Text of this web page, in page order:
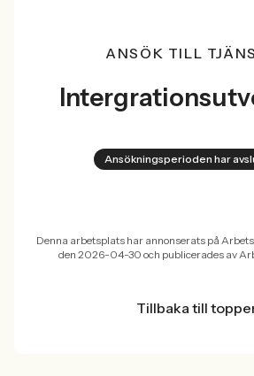
ANSÖK TILL
Ansökningsperioden har
Denna arbetsplats har annonserats på
den 2026-04-30 och publicerades av
Tillbaka till